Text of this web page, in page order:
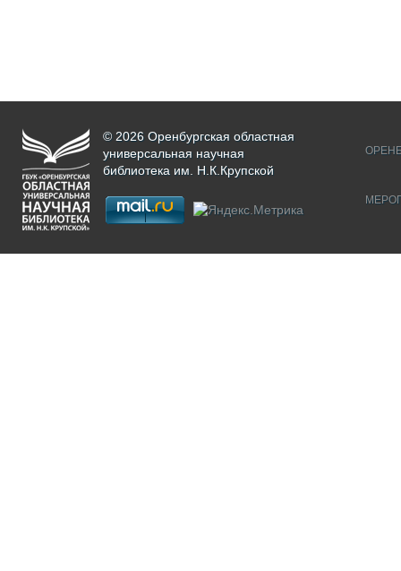
© 2026 Оренбургская областная
универсальная научная
библиотека им. Н.К.Крупской